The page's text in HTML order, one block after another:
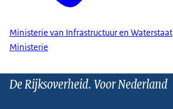
Ministerie van Infrastructuur en Waterstaat
Ministerie
De Rijksoverheid. Voor Nederland